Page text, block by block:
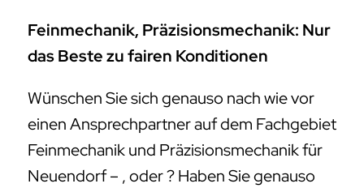
Feinmechanik, Präzisionsmechanik: Nur
das Beste zu fairen Konditionen
Wünschen Sie sich genauso nach wie vor
einen Ansprechpartner auf dem Fachgebiet
Feinmechanik und Präzisionsmechanik für
Neuendorf – , oder ? Haben Sie genauso